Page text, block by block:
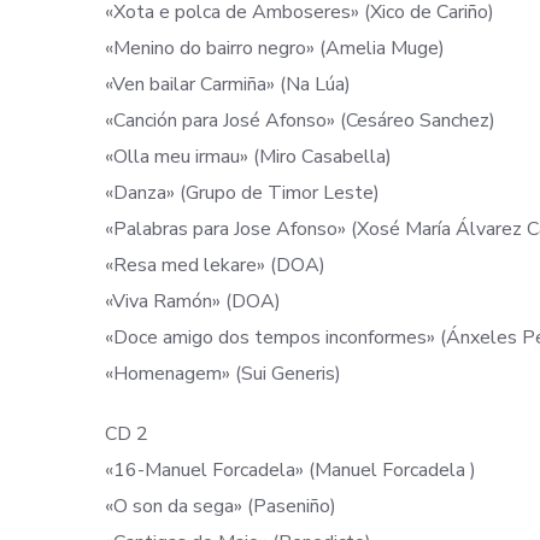
«Xota e polca de Amboseres» (Xico de Cariño)
«Menino do bairro negro» (Amelia Muge)
«Ven bailar Carmiña» (Na Lúa)
«Canción para José Afonso» (Cesáreo Sanchez)
«Olla meu irmau» (Miro Casabella)
«Danza» (Grupo de Timor Leste)
«Palabras para Jose Afonso» (Xosé María Álvarez
«Resa med lekare» (DOA)
«Viva Ramón» (DOA)
«Doce amigo dos tempos inconformes» (Ánxeles
«Homenagem» (Sui Generis)
CD 2
«16-Manuel Forcadela» (Manuel Forcadela )
«O son da sega» (Paseniño)